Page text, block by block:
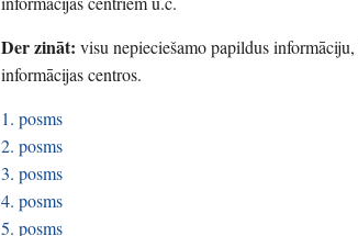
Der zināt: visu nepieciešamo papildus
informācijas centros.
1. posms
2. posms
3. posms
4. posms
5. posms